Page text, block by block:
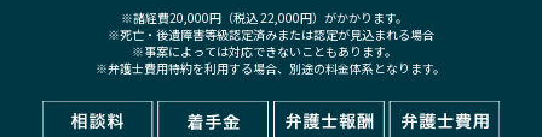
※諸経費20,000円（税込 22,000円）がかかります。
※死亡・後遺障害等級認定済みまたは認定が見込まれる場合
※事案によっては対応できないこともあります。
※弁護士費用特約を利用する場合、別途の料金体系となります。